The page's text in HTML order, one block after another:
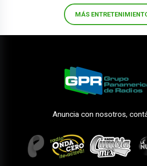
MÁS
Anuncia con nosotros,